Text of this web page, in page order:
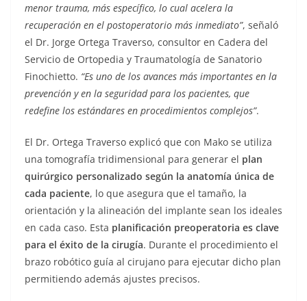
menor trauma, más específico, lo cual acelera la
recuperación en el postoperatorio más inmediato”, señaló
el Dr. Jorge Ortega Traverso, consultor en Cadera del
Servicio de Ortopedia y Traumatología de Sanatorio
Finochietto. “Es uno de los avances más importantes en la
prevención y en la seguridad para los pacientes, que
redefine los estándares en procedimientos complejos”.
El Dr. Ortega Traverso explicó que con Mako se utiliza
una tomografía tridimensional para generar el plan
quirúrgico personalizado según la anatomía única de
cada paciente, lo que asegura que el tamaño, la
orientación y la alineación del implante sean los ideales
en cada caso. Esta planificación preoperatoria es clave
para el éxito de la cirugía. Durante el procedimiento el
brazo robótico guía al cirujano para ejecutar dicho plan
permitiendo además ajustes precisos.